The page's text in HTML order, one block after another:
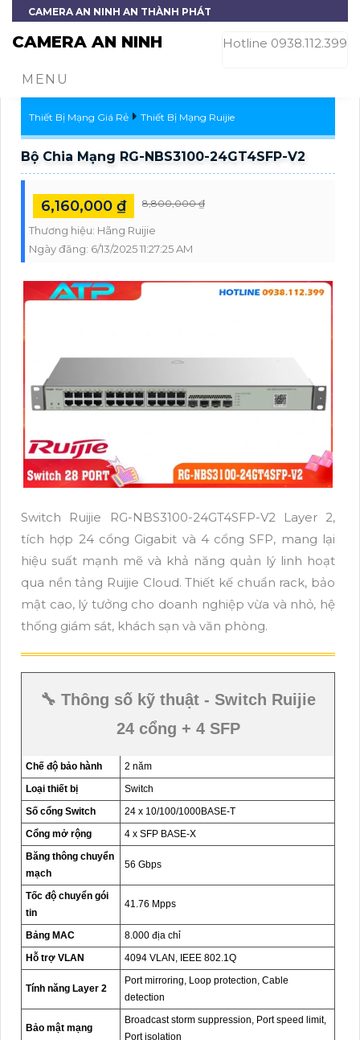
CAMERA AN NINH AN THÀNH PHÁT
CAMERA AN NINH Hotline 0938.112.399
MENU
Thiết Bị Mạng Giá Rẻ Thiết Bị Mạng Ruijie
Bộ Chia Mạng RG-NBS3100-24GT4SFP-V2
6,160,000 ₫ 8,800,000 ₫
Thương hiệu: Hãng Ruijie
Ngày đăng: 6/13/2025 11:27:25 AM
Switch Ruijie RG-NBS3100-24GT4SFP-V2 Layer 2,
tích hợp 24 cổng Gigabit và 4 cổng SFP, mang lại
hiệu suất mạnh mẽ và khả năng quản lý linh hoạt
qua nền tảng Ruijie Cloud. Thiết kế chuẩn rack, bảo
mật cao, lý tưởng cho doanh nghiệp vừa và nhỏ, hệ
thống giám sát, khách sạn và văn phòng.
🔧 Thông số kỹ thuật - Switch Ruijie
24 cổng + 4 SFP
Chế độ bảo hành
2 năm
Loại thiết bị
Switch
Số cổng Switch
24 x 10/100/1000BASE-T
Cổng mở rộng
4 x SFP BASE-X
Băng thông chuyển
mạch
56 Gbps
Tốc độ chuyển gói
tin
41.76 Mpps
Bảng MAC
8.000 địa chỉ
Hỗ trợ VLAN
4094 VLAN, IEEE 802.1Q
Tính năng Layer 2
Port mirroring, Loop protection, Cable
detection
Bảo mật mạng
Broadcast storm suppression, Port speed limit,
Port isolation